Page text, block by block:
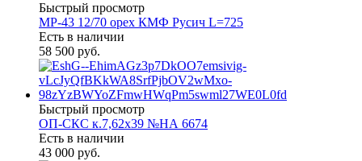
Быстрый просмотр
МР-43 12/70 орех КМФ Русич L=725
Есть в наличии
58 500 руб.
Быстрый просмотр
ОП-СКС к.7,62х39 №НА 6674
Есть в наличии
43 000 руб.